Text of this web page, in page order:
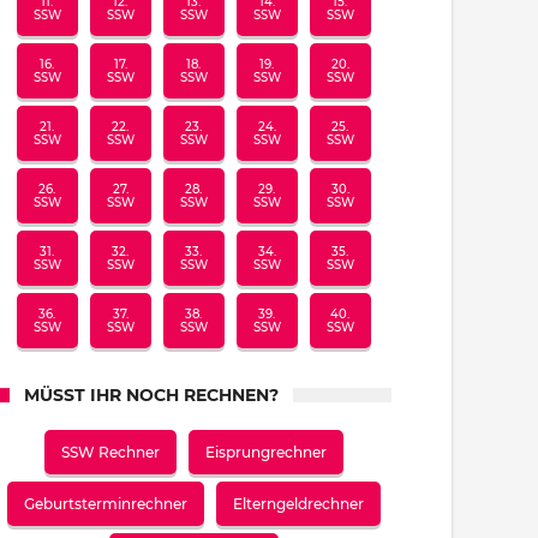
SSW
SSW
SSW
SSW
SSW
16.
SSW
17.
SSW
18.
SSW
19.
SSW
20.
SSW
21.
SSW
22.
SSW
23.
SSW
24.
SSW
25.
SSW
26.
SSW
27.
SSW
28.
SSW
29.
SSW
30.
SSW
31.
SSW
32.
SSW
33.
SSW
34.
SSW
35.
SSW
36.
SSW
37.
SSW
38.
SSW
39.
SSW
40.
SSW
MÜSST IHR NOCH RECHNEN?
SSW Rechner Eisprungrechner
Geburtsterminrechner Elterngeldrechner